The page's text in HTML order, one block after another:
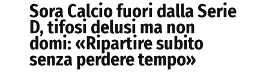
Sora Calcio fuori dalla Serie
D, tifosi delusi ma non
domi: «Ripartire subito
senza perdere tempo»